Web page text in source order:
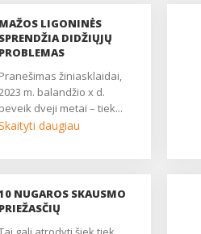
MAŽOS LIGONINĖS
SPRENDŽIA DIDŽIŲJŲ
PROBLEMAS
pranešimas žiniasklaidai,
m. balandžio x d.
beveik dveji metai – tiek...
daugiau
NUGAROS SKAUSMO
PRIEŽASČIŲ